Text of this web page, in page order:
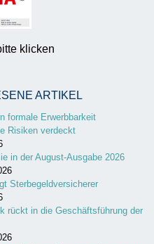
klicken
ARTIKEL
formale Erwerbbarkeit
Risiken verdeckt
in der August-Ausgabe 2026
Sterbegeldversicherer
rückt in die Geschäftsführung der